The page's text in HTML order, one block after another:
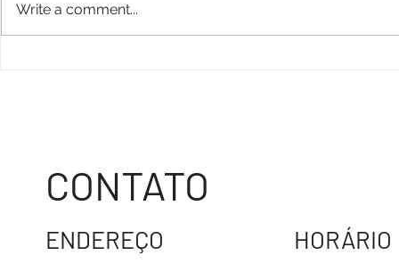
Write a comment...
CONTATO
ENDEREÇO HORÁRIO